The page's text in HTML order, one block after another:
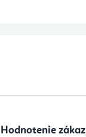
Hodnotenie